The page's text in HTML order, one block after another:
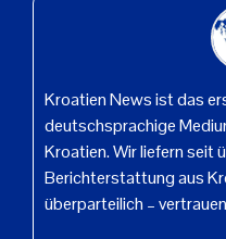
Kroatien News ist das
deutschsprachige
Kroatien. Wir liefern seit
Berichterstattung aus
überparteilich –